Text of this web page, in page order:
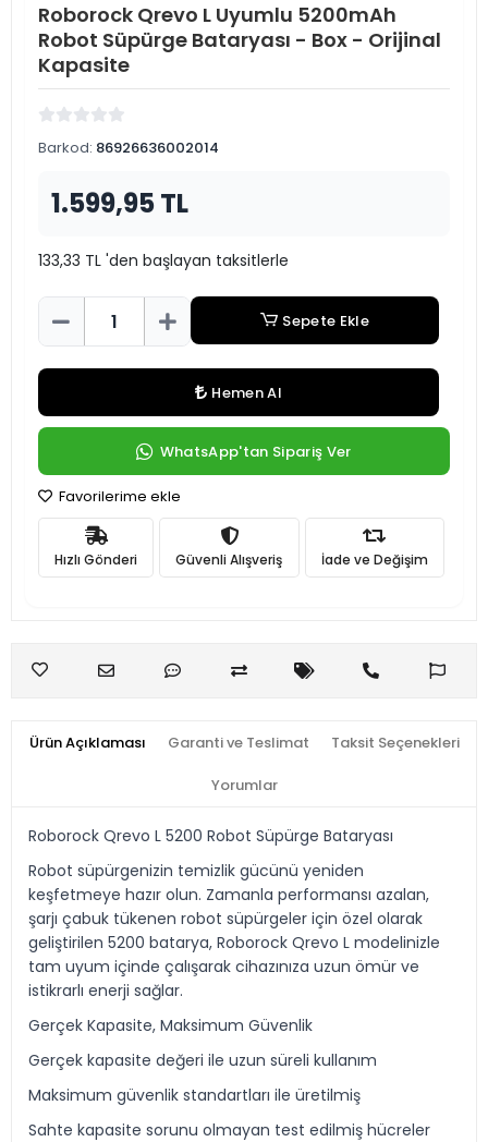
Roborock Qrevo L Uyumlu 5200mAh
Robot Süpürge Bataryası - Box - Orijinal
Kapasite
Barkod: 86926636002014
1.599,95 TL
133,33 TL 'den başlayan taksitlerle
Sepete Ekle
Hemen Al
WhatsApp'tan Sipariş Ver
Favorilerime ekle
Hızlı Gönderi Güvenli Alışveriş İade ve Değişim
Ürün Açıklaması Garanti ve Teslimat Taksit Seçenekleri
Yorumlar
Roborock Qrevo L 5200 Robot Süpürge Bataryası
Robot süpürgenizin temizlik gücünü yeniden
keşfetmeye hazır olun. Zamanla performansı azalan,
şarjı çabuk tükenen robot süpürgeler için özel olarak
geliştirilen 5200 batarya, Roborock Qrevo L modelinizle
tam uyum içinde çalışarak cihazınıza uzun ömür ve
istikrarlı enerji sağlar.
Gerçek Kapasite, Maksimum Güvenlik
Gerçek kapasite değeri ile uzun süreli kullanım
Maksimum güvenlik standartları ile üretilmiş
Sahte kapasite sorunu olmayan test edilmiş hücreler